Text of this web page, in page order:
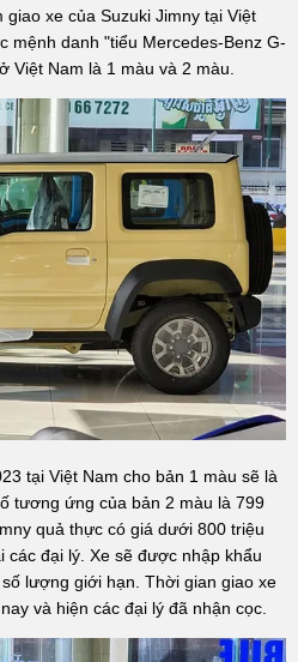
xe của Suzuki Jimny tại Việt
mệnh danh "tiểu Mercedes-Benz G-
Việt Nam là 1 màu và 2 màu.
tại Việt Nam cho bản 1 màu sẽ là
tương ứng của bản 2 màu là 799
quả thực có giá dưới 800 triệu
đại lý. Xe sẽ được nhập khẩu
lượng giới hạn. Thời gian giao xe
và hiện các đại lý đã nhận cọc.